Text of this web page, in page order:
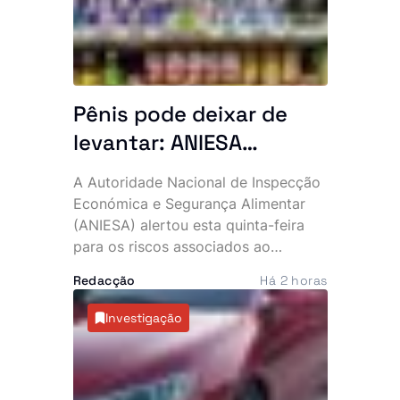
Pênis pode deixar de
levantar: ANIESA
desaconselha consumo
de Power Plus e Motu
Rouge após descoberta
de substâncias
impróprias
A Autoridade Nacional de Inspecção
Económica e Segurança Alimentar
(ANIESA) alertou esta quinta-feira
para os riscos associados ao
Power Plus e Motu Rouge, depois de
análises laboratoriais terem
detectado a presença não declarada
de sildenafila, um medicamento
sujeito a prescrição médica utilizado
no tratamento da disfunção eréctil. A
Redacção Há 2 horas
Investigação